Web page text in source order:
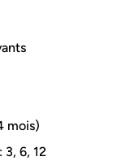
mois)
3, 6, 12